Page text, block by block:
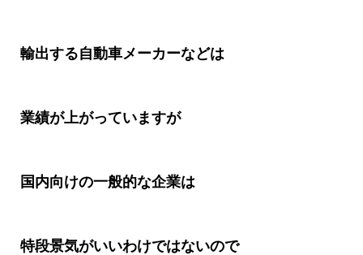
輸出する自動車メーカーなどは
業績が上がっていますが
国内向けの一般的な企業は
特段景気がいいわけではないので